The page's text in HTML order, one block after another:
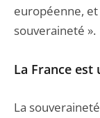
européenne, et
souveraineté ».
La France est
La